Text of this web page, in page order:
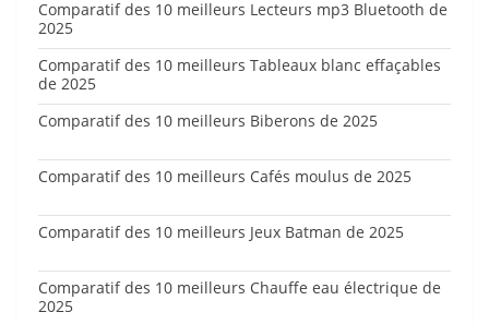
Comparatif des 10 meilleurs Lecteurs mp3 Bluetooth de
2025
Comparatif des 10 meilleurs Tableaux blanc effaçables
de 2025
Comparatif des 10 meilleurs Biberons de 2025
Comparatif des 10 meilleurs Cafés moulus de 2025
Comparatif des 10 meilleurs Jeux Batman de 2025
Comparatif des 10 meilleurs Chauffe eau électrique de
2025